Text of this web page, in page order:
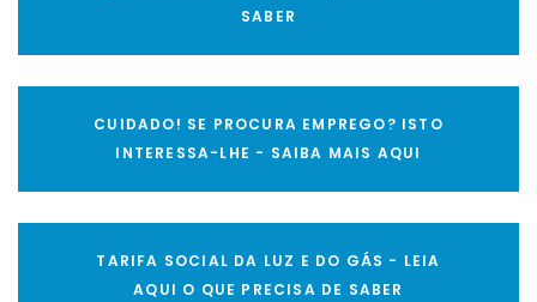
SABER
CUIDADO! SE PROCURA EMPREGO? ISTO
INTERESSA-LHE - SAIBA MAIS AQUI
TARIFA SOCIAL DA LUZ E DO GÁS - LEIA
AQUI O QUE PRECISA DE SABER